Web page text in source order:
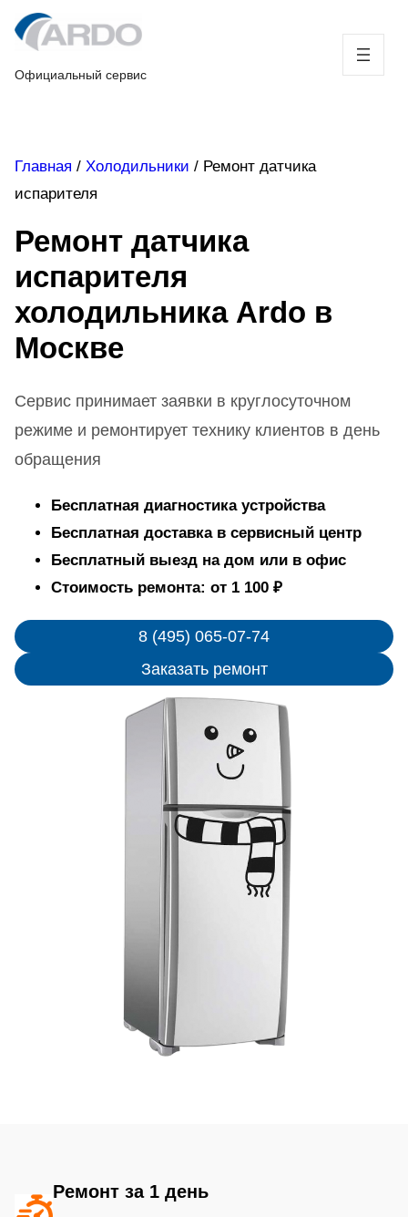
Skip
to
content
Официальный сервис
Главная / Холодильники / Ремонт датчика
испарителя
Ремонт датчика
испарителя
холодильника Ardo в
Москве
Сервис принимает заявки в круглосуточном
режиме и ремонтирует технику клиентов в день
обращения
Бесплатная диагностика устройства
Бесплатная доставка в сервисный центр
Бесплатный выезд на дом или в офис
Стоимость ремонта: от 1 100 ₽
8 (495) 065-07-74
Заказать ремонт
Ремонт за 1 день